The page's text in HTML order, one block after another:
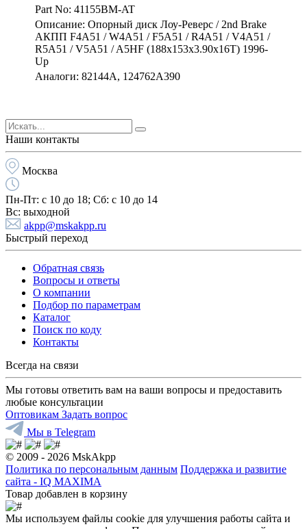
Part No: 41155BM-AT
Описание: Опорный диск Лоу-Реверс / 2nd Brake
АКПП F4A51 / W4A51 / F5A51 / R4A51 / V4A51 /
R5A51 / V5A51 / A5HF (188x153x3.90x16T) 1996-
Up
Аналоги: 82144A, 124762A390
Наши контакты
Москва
Пн-Пт: с 10 до 18; Cб: с 10 до 14
Вс: выходной
akpp@mskakpp.ru
Быстрый переход
Обратная связь
Вопросы и ответы
О компании
Подбор по параметрам
Каталог
Поиск по коду
Контакты
Всегда на связи
Мы готовы ответить вам на ваши вопросы и предоставить
любые консультации
Оптовикам Задать вопрос
Мы в Telegram
© 2009 - 2026 MskAkpp
Политика по персональным данным Поддержка и развитие
сайта - IQ MAXIMA
Товар добавлен в корзину
Мы используем файлы cookie для улучшения работы сайта и